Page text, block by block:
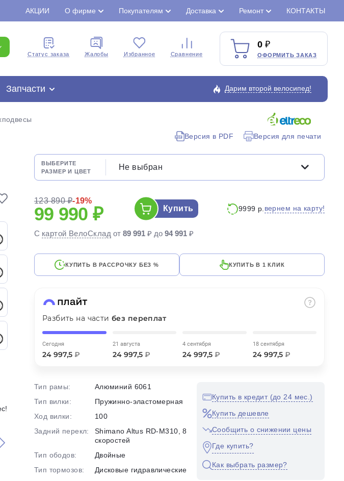
АКЦИИ О фирме Покупателям Доставка Ремонт КОНТАКТЫ
Cтатус заказа Жалобы Избранное Сравнение
0
ОФОРМИТЬ ЗАКАЗ
Запчасти Дарим второй велосипед!
Версия в PDF Версия для печати
ВЫБЕРИТЕ
РАЗМЕР И ЦВЕТ
Не выбран
123 890 ₽-19%
99 990 ₽ Купить 9999 р. вернем на карту!
С картой ВелоСклад от89 991 ₽ до94 991 ₽
КУПИТЬ В РАССРОЧКУ БЕЗ % КУПИТЬ В 1 КЛИК
Разбить на частибез переплат
Сегодня
24 997,5 ₽
21 августа
24 997,5 ₽
4 сентября
24 997,5₽
18 сентября
24 997,5 ₽
Тип рамы:
Алюминий 6061
Тип вилки:
Пружинно-эластомерная
Ход вилки:
100
Задний перекл:
Shimano Altus RD-M310, 8
скоростей
Тип ободов:
Двойные
Тип тормозов:
Дисковые гидравлические
Купить в кредит (до 24 мес.)
Купить дешевле
Сообщить о снижении цены
Где купить?
Как выбрать размер?